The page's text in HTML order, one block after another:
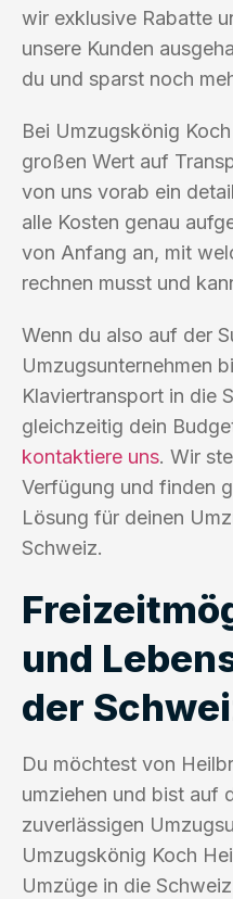
wir exklusive Rabatte
unsere Kunden
du und sparst noch
Bei Umzugskönig
großen Wert auf
von uns vorab ein
alle Kosten genau
von Anfang an, mit
rechnen musst und
Wenn du also auf der
Umzugsunternehmen
Klaviertransport in die
gleichzeitig dein
kontaktiere uns. Wir
Verfügung und finden
Lösung für deinen
Schweiz.
und
der
Du möchtest von
umziehen und bist auf
zuverlässigen
Umzugskönig Koch
Umzüge in die